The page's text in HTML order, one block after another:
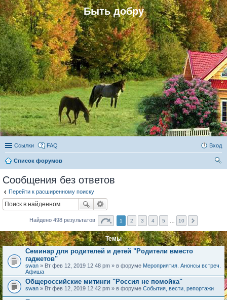
Быть добру
Ссылки FAQ Вход
Список форумов
Сообщения без ответов
Перейти к расширенному поиску
Найдено 498 результатов 1 2 3 4 5 10
Темы
Семинар для родителей и детей "Родители вместо
гаджетов"
swan » Вт фев 12, 2019 12:48 pm » в форуме Мероприятия. Анонсы встреч.
Афиша
Общероссийские митинги "Россия не помойка"
swan » Вт фев 12, 2019 12:42 pm » в форуме События, вести, репортажи